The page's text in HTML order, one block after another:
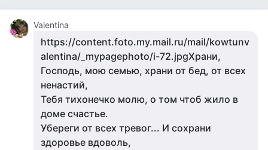
Valentina
https://content.foto.my.mail.ru/mail/kowtunv
alentina/_mypagephoto/i-72.jpgХрани,
Господь, мою семью, храни от бед, от всех
ненастий,
Тебя тихонечко молю, о том чтоб жило в
доме счастье.
Убереги от всех тревог... И сохрани
здоровье вдоволь,